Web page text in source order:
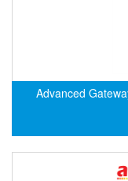
Elap Vietnam
Electronic Design
Advanced